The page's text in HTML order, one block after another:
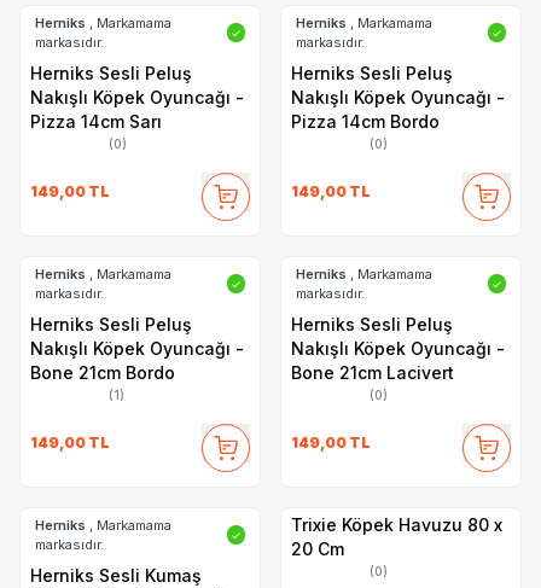
Herniks , Markamama
markasıdır.
✓
Herniks Sesli Peluş
Nakışlı Köpek Oyuncağı -
Pizza 14cm Sarı
(0)
149,00 TL
Herniks , Markamama
markasıdır.
✓
Herniks Sesli Peluş
Nakışlı Köpek Oyuncağı -
Pizza 14cm Bordo
(0)
149,00 TL
Herniks , Markamama
markasıdır.
✓
Herniks Sesli Peluş
Nakışlı Köpek Oyuncağı -
Bone 21cm Bordo
(1)
149,00 TL
Herniks , Markamama
markasıdır.
✓
Herniks Sesli Peluş
Nakışlı Köpek Oyuncağı -
Bone 21cm Lacivert
(0)
149,00 TL
Herniks , Markamama
markasıdır.
✓
Herniks Sesli Kumaş
Trixie Köpek Havuzu 80 x
20 Cm
(0)